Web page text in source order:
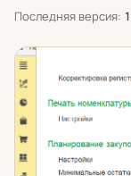
Последняя версия: